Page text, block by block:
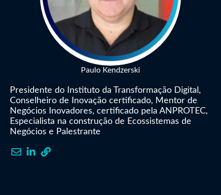
Paulo Kendzerski
Presidente do Instituto da Transformação Digital,
Conselheiro de Inovação certificado, Mentor de
Negócios Inovadores, certificado pela ANPROTEC,
Especialista na construção de Ecossistemas de
Negócios e Palestrante